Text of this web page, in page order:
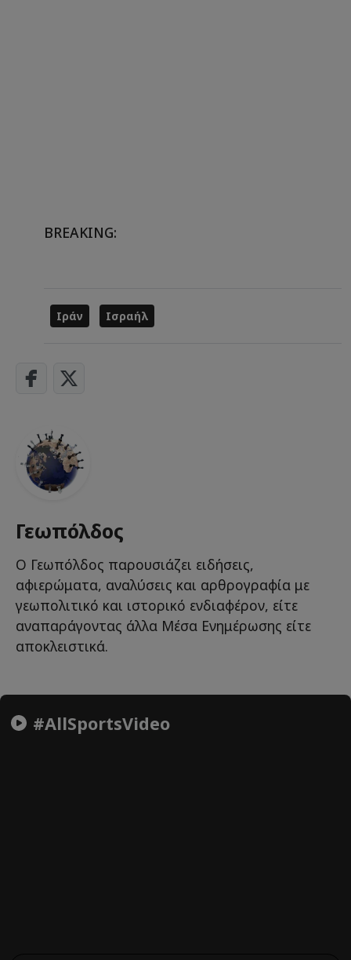
BREAKING:
Ιράν Ισραήλ
Γεωπόλδος
Ο Γεωπόλδος παρουσιάζει ειδήσεις,
αφιερώματα, αναλύσεις και αρθρογραφία με
γεωπολιτικό και ιστορικό ενδιαφέρον, είτε
αναπαράγοντας άλλα Μέσα Ενημέρωσης είτε
αποκλειστικά.
#AllSportsVideo